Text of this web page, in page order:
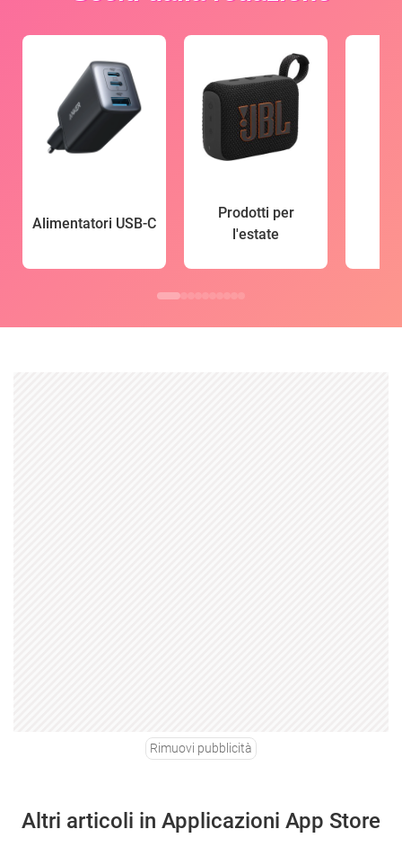
Alimentatori USB-C
Prodotti per
l'estate
Rimuovi pubblicità
Altri articoli in Applicazioni App Store